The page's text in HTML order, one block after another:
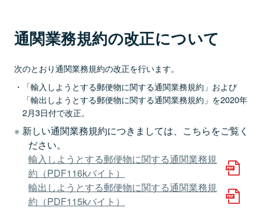
通関業務規約の改正について
次のとおり通関業務規約の改正を行います。
「輸入しようとする郵便物に関する通関業務規約」および
「輸出しようとする郵便物に関する通関業務規約」を2020年
2月3日付で改正。
新しい通関業務規約につきましては、こちらをご覧く
ださい。
輸入しようとする郵便物に関する通関業務規
約（PDF116kバイト）
輸出しようとする郵便物に関する通関業務規
約（PDF115kバイト）